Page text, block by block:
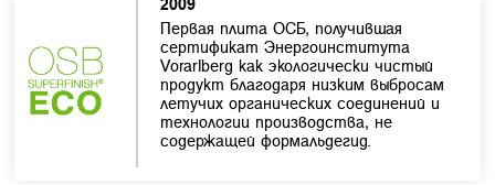
Первая плита ОСБ, получившая
сертификат Энергоинститута
Vorarlberg как экологически чистый
продукт благодаря низким выбросам
летучих органических соединений и
технологии производства, не
содержащей формальдегид.